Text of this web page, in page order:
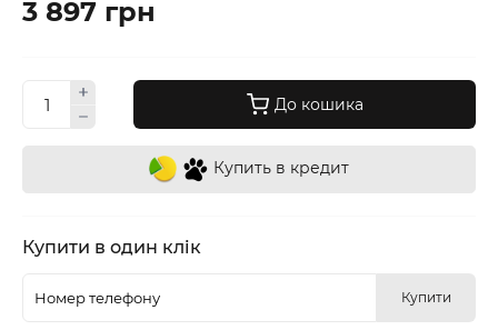
3 897 грн
До кошика
Купить в кредит
Купити в один клік
Купити